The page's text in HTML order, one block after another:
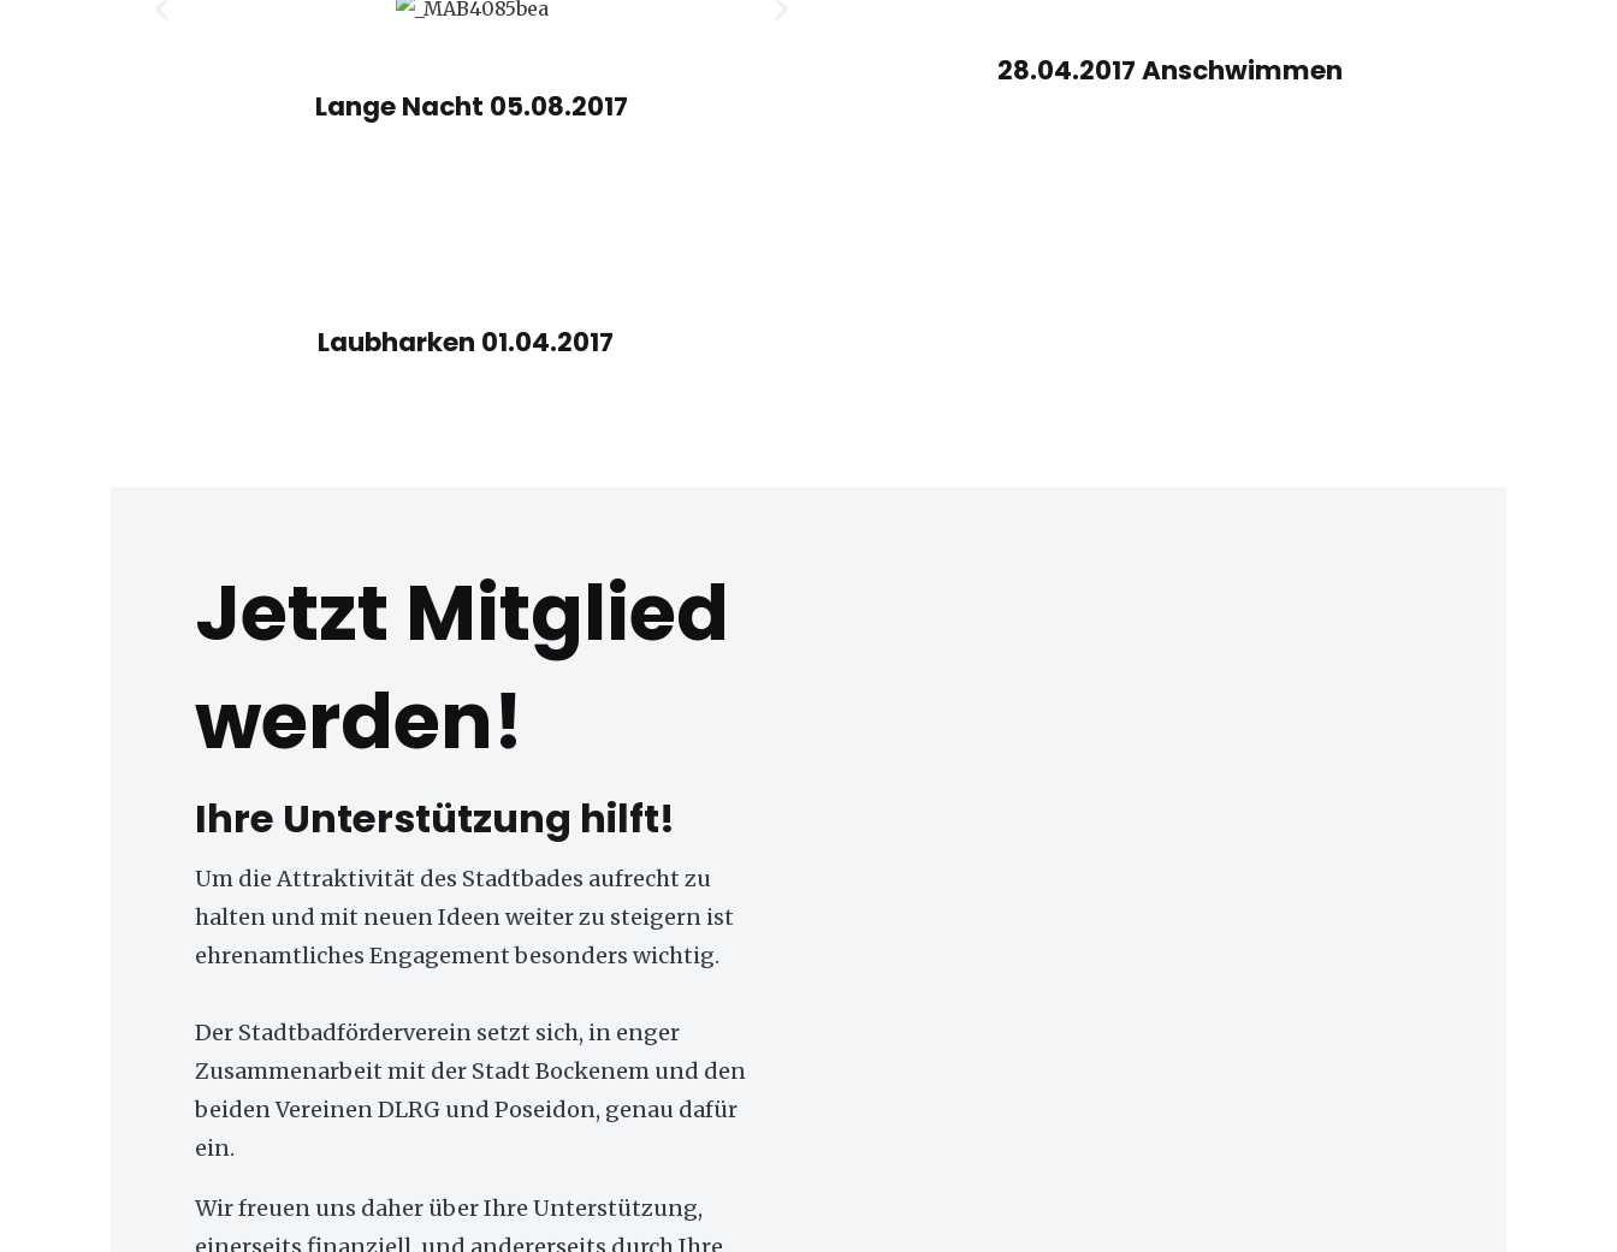
Lange Nacht 05.08.2017
28.04.2017 Anschwimmen
Laubharken 01.04.2017
Jetzt Mitglied
werden!
Ihre Unterstützung hilft!
Um die Attraktivität des Stadtbades aufrecht zu
halten und mit neuen Ideen weiter zu steigern ist
ehrenamtliches Engagement besonders wichtig.
Der Stadtbadförderverein setzt sich, in enger
Zusammenarbeit mit der Stadt Bockenem und den
beiden Vereinen DLRG und Poseidon, genau dafür
ein.
Wir freuen uns daher über Ihre Unterstützung,